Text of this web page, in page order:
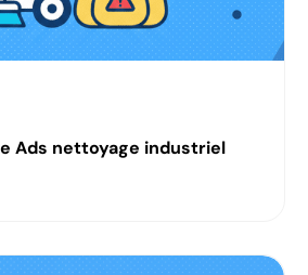
Ads nettoyage industriel